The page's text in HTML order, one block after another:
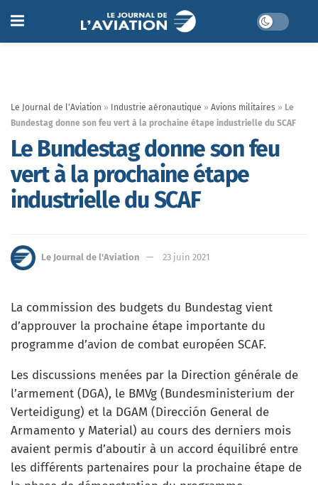
Le Journal de l'Aviation » Industrie aéronautique » Avions militaires » Le
Bundestag donne son feu vert à la prochaine étape industrielle du SCAF
Le Bundestag donne son feu
vert à la prochaine étape
industrielle du SCAF
Le Journal de l'Aviation 23 juin 2021
La commission des budgets du Bundestag vient
d’approuver la prochaine étape importante du
programme d’avion de combat européen SCAF.
Les discussions menées par la Direction générale de
l’armement (DGA), le BMVg (Bundesministerium der
Verteidigung) et la DGAM (Dirección General de
Armamento y Material) au cours des derniers mois
avaient permis d’aboutir à un accord équilibré entre
les différents partenaires pour la prochaine étape de